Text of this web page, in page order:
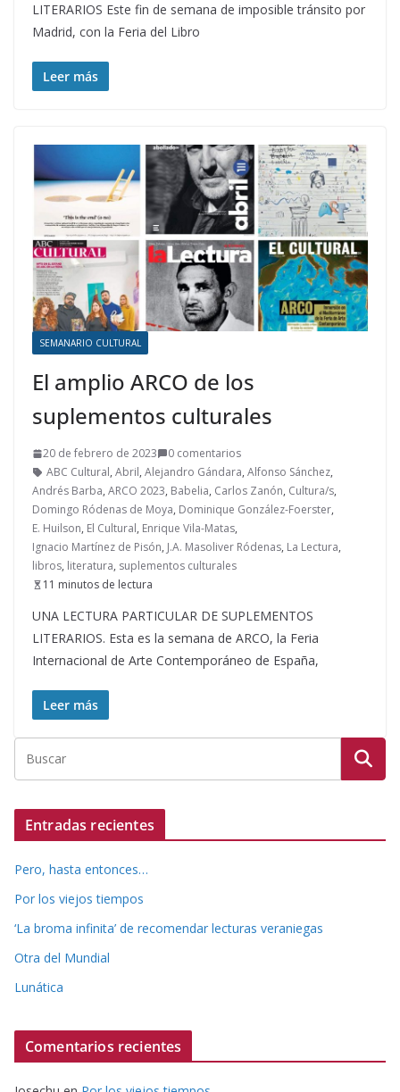
LITERARIOS Este fin de semana de imposible tránsito por
Madrid, con la Feria del Libro
Leer más
SEMANARIO CULTURAL
El amplio ARCO de los
suplementos culturales
20 de febrero de 2023
0 comentarios
ABC Cultural, Abril, Alejandro Gándara, Alfonso Sánchez,
Andrés Barba, ARCO 2023, Babelia, Carlos Zanón, Cultura/s,
Domingo Ródenas de Moya, Dominique González-Foerster,
E. Huilson, El Cultural, Enrique Vila-Matas,
Ignacio Martínez de Pisón, J.A. Masoliver Ródenas, La Lectura,
libros, literatura, suplementos culturales
11 minutos de lectura
UNA LECTURA PARTICULAR DE SUPLEMENTOS
LITERARIOS. Esta es la semana de ARCO, la Feria
Internacional de Arte Contemporáneo de España,
Leer más
Entradas recientes
Pero, hasta entonces…
Por los viejos tiempos
‘La broma infinita’ de recomendar lecturas veraniegas
Otra del Mundial
Lunática
Comentarios recientes